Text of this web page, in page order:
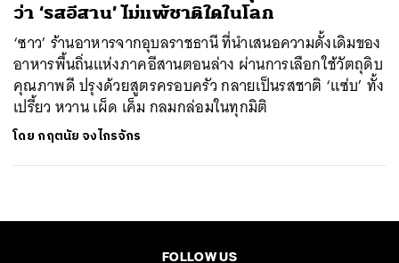
ว่า ‘รสอีสาน’ ไม่แพ้ชาติใดในโลก
‘ซาว’ ร้านอาหารจากอุบลราชธานี ที่นำเสนอความดั้งเดิมของ
อาหารพื้นถิ่นแห่งภาคอีสานตอนล่าง ผ่านการเลือกใช้วัตถุดิบ
คุณภาพดี ปรุงด้วยสูตรครอบครัว กลายเป็นรสชาติ ‘แซ่บ’ ทั้ง
เปรี้ยว หวาน เผ็ด เค็ม กลมกล่อมในทุกมิติ
โดย กฤตนัย จงไกรจักร
FOLLOW US